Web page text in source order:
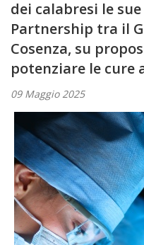
dei calabresi le
Partnership tra il
Cosenza, su
potenziare le cure
09 Maggio 2025